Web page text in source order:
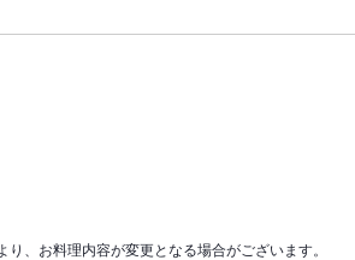
、お料理内容が変更となる場合がございます。